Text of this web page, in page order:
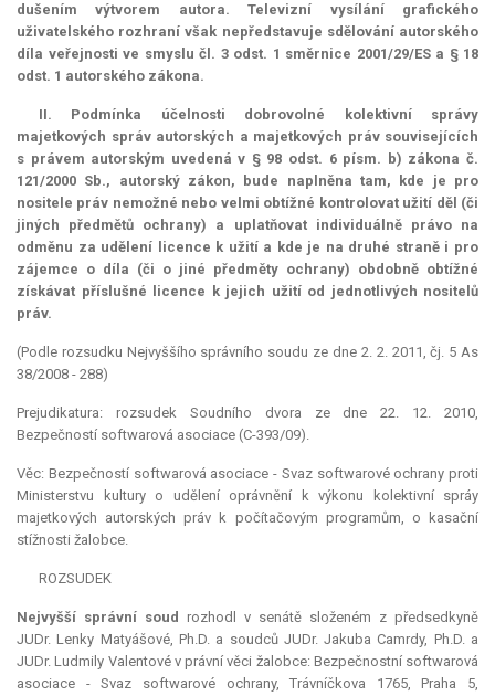
dušením výtvorem autora. Televizní vysílání grafického
uživatelského rozhraní však nepředstavuje sdělování autorského
díla veřejnosti ve smyslu čl. 3 odst. 1 směrnice 2001/29/ES a § 18
odst. 1 autorského zákona.
II. Podmínka účelnosti dobrovolné kolektivní správy
majetkových správ autorských a majetkových práv souvisejících
s právem autorským uvedená v § 98 odst. 6 písm. b) zákona č.
121/2000 Sb., autorský zákon, bude naplněna tam, kde je pro
nositele práv nemožné nebo velmi obtížné kontrolovat užití děl (či
jiných předmětů ochrany) a uplatňovat individuálně právo na
odměnu za udělení licence k užití a kde je na druhé straně i pro
zájemce o díla (či o jiné předměty ochrany) obdobně obtížné
získávat příslušné licence k jejich užití od jednotlivých nositelů
práv.
(Podle rozsudku Nejvyššího správního soudu ze dne 2. 2. 2011, čj. 5 As
38/2008 - 288)
Prejudikatura: rozsudek Soudního dvora ze dne 22. 12. 2010,
Bezpečností softwarová asociace (C-393/09).
Věc: Bezpečností softwarová asociace - Svaz softwarové ochrany proti
Ministerstvu kultury o udělení oprávnění k výkonu kolektivní spráy
majetkových autorských práv k počítačovým programům, o kasační
stížnosti žalobce.
ROZSUDEK
Nejvyšší správní soud rozhodl v senátě složeném z předsedkyně
JUDr. Lenky Matyášové, Ph.D. a soudců JUDr. Jakuba Camrdy, Ph.D. a
JUDr. Ludmily Valentové v právní věci žalobce: Bezpečnostní softwarová
asociace - Svaz softwarové ochrany, Trávníčkova 1765, Praha 5,